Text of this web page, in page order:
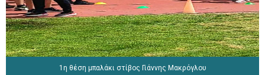
1η θέση μπαλάκι στίβος Γιάννης Μακρόγλου